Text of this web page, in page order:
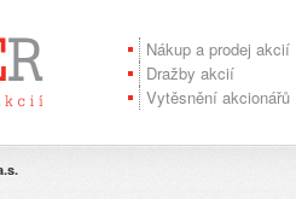
Nákup a prodej akcií
Dražby akcií
Vytěsnění akcionářů